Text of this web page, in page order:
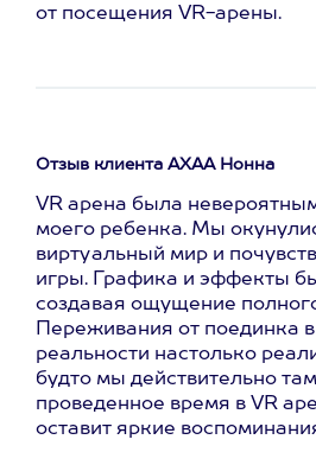
от посещения VR-арены.
Отзыв клиента АХАА Нонна
VR арена была
моего ребенка. Мы
виртуальный мир и
игры. Графика и эффекты
создавая ощущение
Переживания от поединка
реальности настолько
будто мы действительно
проведенное время в VR
оставит яркие